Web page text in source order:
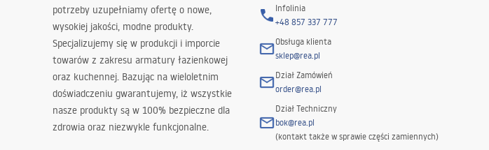
potrzeby uzupełniamy ofertę o nowe,
wysokiej jakości, modne produkty.
Specjalizujemy się w produkcji i imporcie
towarów z zakresu armatury łazienkowej
oraz kuchennej. Bazując na wieloletnim
doświadczeniu gwarantujemy, iż wszystkie
nasze produkty są w 100% bezpieczne dla
zdrowia oraz niezwykle funkcjonalne.
Infolinia
+48 857 337 777
Obsługa klienta
sklep@rea.pl
Dział Zamówień
order@rea.pl
Dział Techniczny
bok@rea.pl
(kontakt także w sprawie części zamiennych)